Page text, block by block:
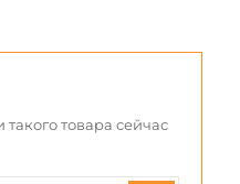
товара сейчас